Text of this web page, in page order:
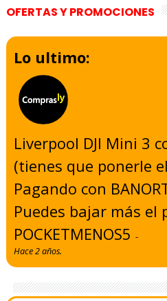
OFERTAS Y PROMOCIONES
Lo ultimo:
Liverpool DJI Mini 3
(tienes que ponerle
Pagando con
Puedes bajar más el
POCKETMENOS5-
Hace 2 años.